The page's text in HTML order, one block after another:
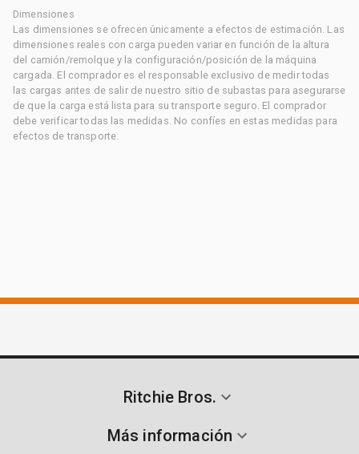
Dimensiones
Las dimensiones se ofrecen únicamente a efectos de estimación. Las
dimensiones reales con carga pueden variar en función de la altura
del camión/remolque y la configuración/posición de la máquina
cargada. El comprador es el responsable exclusivo de medir todas
las cargas antes de salir de nuestro sitio de subastas para asegurarse
de que la carga está lista para su transporte seguro. El comprador
debe verificar todas las medidas. No confíes en estas medidas para
efectos de transporte.
Ritchie Bros.
Más información